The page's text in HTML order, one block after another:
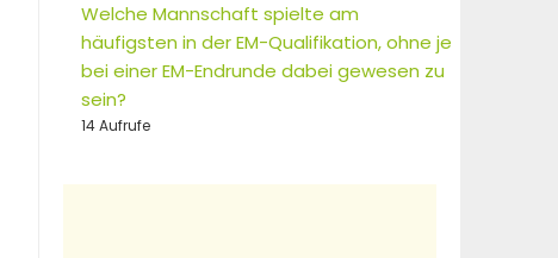
Welche Mannschaft spielte am
häufigsten in der EM-Qualifikation, ohne je
bei einer EM-Endrunde dabei gewesen zu
sein?
14 Aufrufe